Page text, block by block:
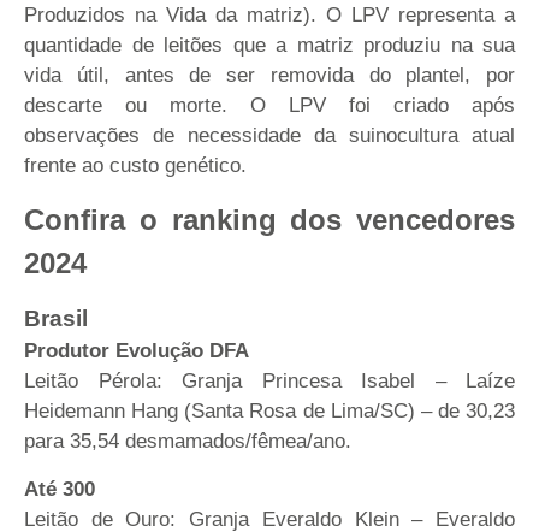
Produzidos na Vida da matriz). O LPV representa a
quantidade de leitões que a matriz produziu na sua
vida útil, antes de ser removida do plantel, por
descarte ou morte. O LPV foi criado após
observações de necessidade da suinocultura atual
frente ao custo genético.
Confira o ranking dos vencedores
2024
Brasil
Produtor Evolução DFA
Leitão Pérola: Granja Princesa Isabel – Laíze
Heidemann Hang (Santa Rosa de Lima/SC) – de 30,23
para 35,54 desmamados/fêmea/ano.
Até 300
Leitão de Ouro: Granja Everaldo Klein – Everaldo